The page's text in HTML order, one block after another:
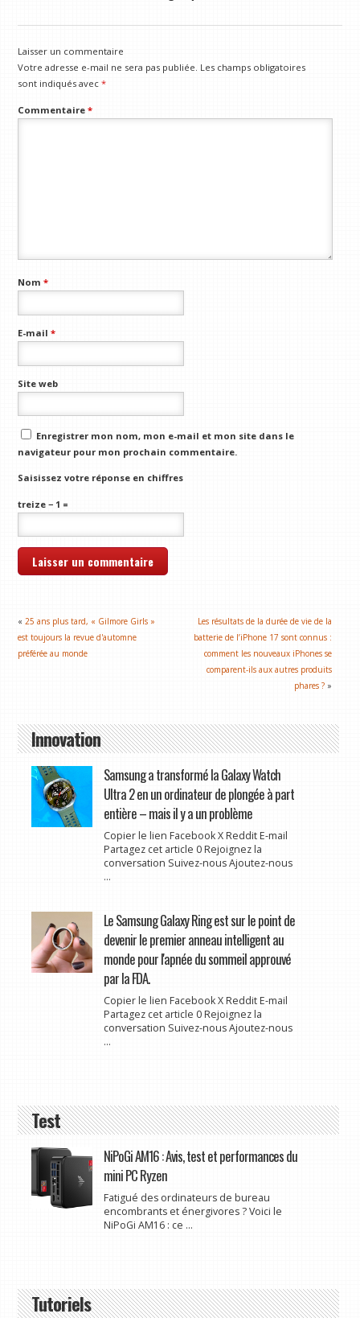
Laisser un commentaire
Votre adresse e-mail ne sera pas publiée. Les champs obligatoires
sont indiqués avec*
Commentaire*
Nom*
E-mail*
Site web
Enregistrer mon nom, mon e-mail et mon site dans le
navigateur pour mon prochain commentaire.
Saisissez votre réponse en chiffres
treize − 1 =
«25 ans plus tard, « Gilmore Girls »
est toujours la revue d'automne
préférée au monde
Les résultats de la durée de vie de la
batterie de l’iPhone 17 sont connus :
comment les nouveaux iPhones se
comparent-ils aux autres produits
phares ? »
Innovation
Samsung a transformé la Galaxy Watch
Ultra 2 en un ordinateur de plongée à part
entière – mais il y a un problème
Copier le lien Facebook X Reddit E-mail
Partagez cet article 0 Rejoignez la
conversation Suivez-nous Ajoutez-nous
...
Le Samsung Galaxy Ring est sur le point de
devenir le premier anneau intelligent au
monde pour l'apnée du sommeil approuvé
par la FDA.
Copier le lien Facebook X Reddit E-mail
Partagez cet article 0 Rejoignez la
conversation Suivez-nous Ajoutez-nous
...
Test
NiPoGi AM16 : Avis, test et performances du
mini PC Ryzen
Fatigué des ordinateurs de bureau
encombrants et énergivores ? Voici le
NiPoGi AM16 : ce ...
Tutoriels